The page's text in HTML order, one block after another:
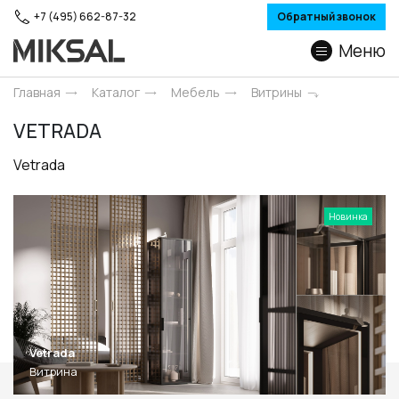
+7 (495) 662-87-32 Обратный звонок
Меню
Главная Каталог Мебель Витрины
VETRADA
Vetrada
Vetrada
Витрина
Новинка